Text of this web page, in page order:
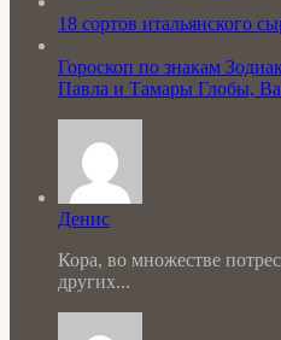
18 сортов итальянского
Гороскоп по знакам
Павла и Тамары Глобы,
Денис
Кора, во множестве
других...